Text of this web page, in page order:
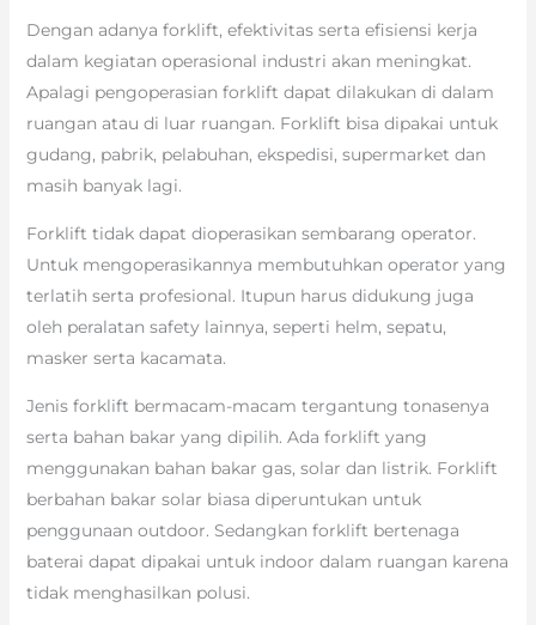
Dengan adanya forklift, efektivitas serta efisiensi kerja
dalam kegiatan operasional industri akan meningkat.
Apalagi pengoperasian forklift dapat dilakukan di dalam
ruangan atau di luar ruangan. Forklift bisa dipakai untuk
gudang, pabrik, pelabuhan, ekspedisi, supermarket dan
masih banyak lagi.
Forklift tidak dapat dioperasikan sembarang operator.
Untuk mengoperasikannya membutuhkan operator yang
terlatih serta profesional. Itupun harus didukung juga
oleh peralatan safety lainnya, seperti helm, sepatu,
masker serta kacamata.
Jenis forklift bermacam-macam tergantung tonasenya
serta bahan bakar yang dipilih. Ada forklift yang
menggunakan bahan bakar gas, solar dan listrik. Forklift
berbahan bakar solar biasa diperuntukan untuk
penggunaan outdoor. Sedangkan forklift bertenaga
baterai dapat dipakai untuk indoor dalam ruangan karena
tidak menghasilkan polusi.